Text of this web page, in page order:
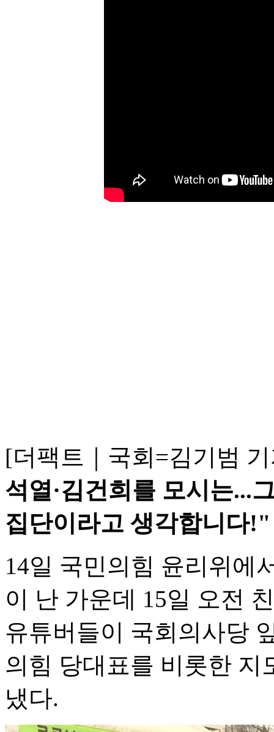
[더팩트｜국회=김기범
석열·김건희를 모시는...
집단이라고 생각합니다!"
14일 국민의힘 윤리위에
이 난 가운데 15일 오전
유튜버들이 국회의사당
의힘 당대표를 비롯한 지
냈다.